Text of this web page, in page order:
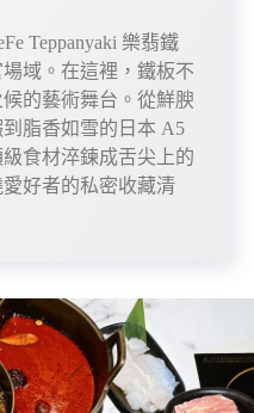
Teppanyaki 樂翡鐵
域。在這裡，鐵板不
的藝術舞台。從鮮腴
脂香如雪的日本 A5
食材淬鍊成舌尖上的
好者的私密收藏清